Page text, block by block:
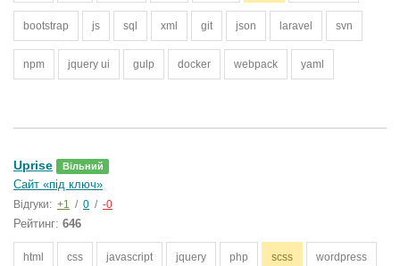
bootstrap js sql xml git json laravel svn
npm jquery ui gulp docker webpack yaml
Uprise Вільний
Сайт «під ключ»
Відгуки: +1 / 0 / -0
Рейтинг: 646
html css javascript jquery php scss wordpress